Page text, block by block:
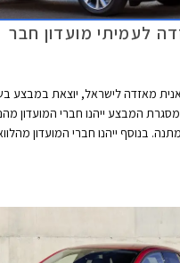
לעמיתי מועדון חבר
מאזדה לישראל, יוצאת במבצע
המבצע ייהנו חברי המועדון
בנוסף ייהנו חברי המועדון
ליס. המבצע יתקיים בכל אולמות